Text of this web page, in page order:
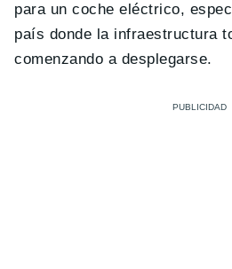
para un coche eléctrico,
país donde la infraestructura
comenzando a desplegarse.